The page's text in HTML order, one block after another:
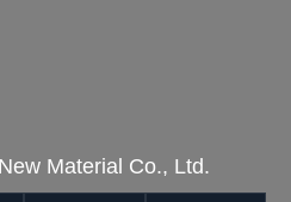
Material Co., Ltd.